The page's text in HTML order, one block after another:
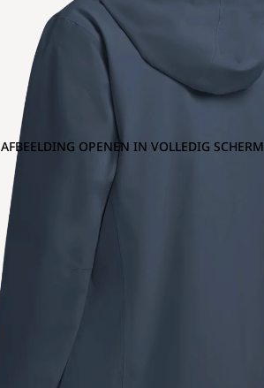
AFBEELDING OPENEN IN VOLLEDIG SCHERM